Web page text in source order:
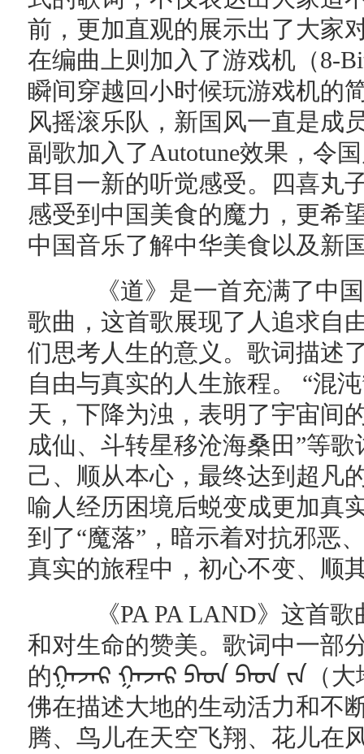
前，更加直观的展示出了大家
在编曲上则加入了游戏机（8-
瞬间穿越回小时候玩游戏机的
风摇滚乐队，新国风一直是成
副歌加入了Autotune效果，令
耳目一新的听觉感受。四喜丸
感受到中国美食的魔力，更希
中国音乐了解中华美食以及新
《道》是一首充满了中国
歌曲，这首歌展现了人追求自
们思考人生的意义。歌词描述
自由与真实的人生旅程。 “混
天，下降为浊，表明了宇宙间
成仙、斗转星移沧海桑田”等
己、顺从本心，最终达到超凡
喻人经历困境后蜕变成更加真
到了“魔落”，暗示着对抗邪恶
真实的旅程中，初心不变、顺
《PA PA LAND》这首歌
和对生命的赞美。歌词中一部
的ᠭᠠᠵᠠᠷ ᠭᠠᠵᠠᠷ ᠫᠠᠳ ᠫᠠᠳ ᠵᠠ（
佛在描述大地的生动活力和不
腾、鸟儿在天空飞翔、花儿在